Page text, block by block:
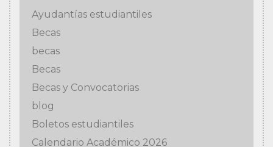
Ayudantías estudiantiles
Becas
becas
Becas
Becas y Convocatorias
blog
Boletos estudiantiles
Calendario Académico 2026